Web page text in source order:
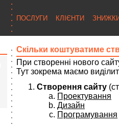
ПОСЛУГИ КЛІЄНТИ
Скільки коштуватиме
При створенні нового
Тут зокрема маємо
Створення сайту
Проектування
Дизайн
Програмування